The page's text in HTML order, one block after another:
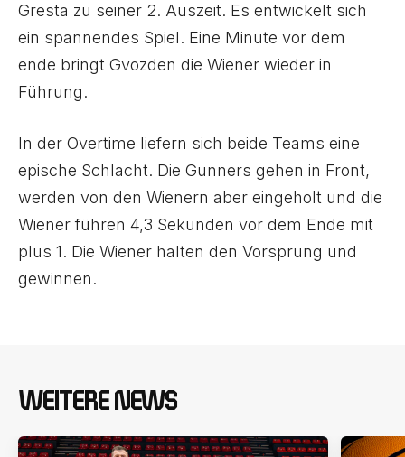
Gresta zu seiner 2. Auszeit. Es entwickelt sich
ein spannendes Spiel. Eine Minute vor dem
ende bringt Gvozden die Wiener wieder in
Führung.
In der Overtime liefern sich beide Teams eine
epische Schlacht. Die Gunners gehen in Front,
werden von den Wienern aber eingeholt und die
Wiener führen 4,3 Sekunden vor dem Ende mit
plus 1. Die Wiener halten den Vorsprung und
gewinnen.
WEITERE NEWS